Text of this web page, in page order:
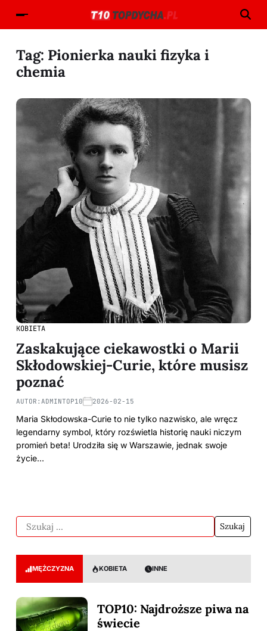
Tag: Pionierka nauki fizyka i
chemia
KOBIETA
Zaskakujące ciekawostki o Marii
Skłodowskiej-Curie, które musisz
poznać
AUTOR: ADMINTOP10 2026-02-15
Maria Skłodowska-Curie to nie tylko nazwisko, ale wręcz
legendarny symbol, który rozświetla historię nauki niczym
promień beta! Urodziła się w Warszawie, jednak swoje
życie…
MĘŻCZYZNA KOBIETA INNE
TOP10: Najdroższe piwa na
świecie